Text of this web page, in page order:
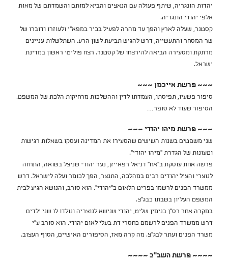
יהדות הונגריה, שיתף פעולה עם הנאצים והביא למותם והשמדתם של מאות
אלפי יהודי הונגריה.
קסטנר, שעלה לארץ והפך עד מהרה לפעיל בכיר במפא"י ולעוזרו ודוברו של
שר המסחר והתעשייה, דרש להגיש תביעת לשון הרע. השתלשלות עניינים
מרתקת ומסעירה הביאה להירצחו של קסטנר. רצח פוליטי ראשון במדינת
ישראל.
~~~ פרשת אייכמן ~~~
סיפור פשעיו, תפיסתו, העמדתו לדין וההשלכות מרחיקות הלכת של המשפט.
הסיפור שעוד לא סופר…
~~~ פרשת מיהו יהודי ~~~
שני משפטים בשנות השישים שהסעירו את המדינה ועסקו בשאלות רגישות
וטעונות של הגדרת "מיהו יהודי".
פרשה אחת עוסקת ב"אח" דניאל רפאייזן, נער יהודי שניצל בשואה, התחזה
לנוצרי והציל יהודים רבים במהלכה, התנצר, הפך לכומר ועלה לישראל. דרש
ממשרד הפנים לרשמו בפריט הלאום כ"יהודי". הוא סורב, והנושא הגיע לבית
המשפט העליון בשבתו כבג"צ.
במקרה אחר רס"ן בנימין שליט, יהודי שנישא לנוצריה ונולדו לו שני ילדים
דרש ממשרד הפנים לרשמם כחסרי דת בעלי לאום יהודי. הוא סורב ע"י
משרד הפנים ועתר לבג"צ. מה קרה מאז, הסיפורים האישיים, הסוף העצוב.
~~~~ פרשת השב"כ ~~~~